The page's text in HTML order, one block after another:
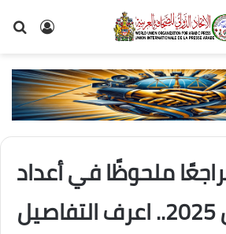
تسجيل
ملحوظًا في أعداد